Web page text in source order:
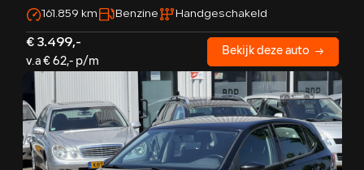
161.859 km Benzine Handgeschakeld
€ 3.499,-
v.a € 62,- p/m
Bekijk deze auto